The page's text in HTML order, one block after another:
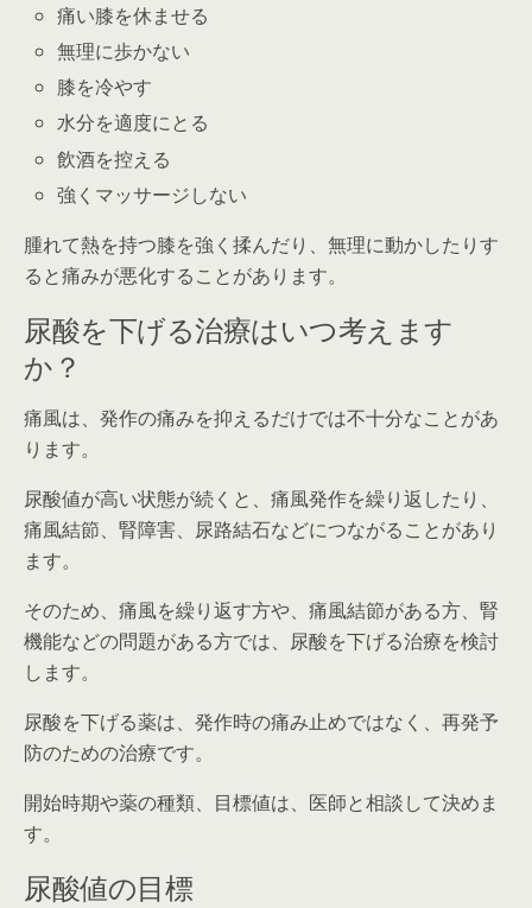
痛い膝を休ませる
無理に歩かない
膝を冷やす
水分を適度にとる
飲酒を控える
強くマッサージしない
腫れて熱を持つ膝を強く揉んだり、無理に動かしたりす
ると痛みが悪化することがあります。
尿酸を下げる治療はいつ考えます
か？
痛風は、発作の痛みを抑えるだけでは不十分なことがあ
ります。
尿酸値が高い状態が続くと、痛風発作を繰り返したり、
痛風結節、腎障害、尿路結石などにつながることがあり
ます。
そのため、痛風を繰り返す方や、痛風結節がある方、腎
機能などの問題がある方では、尿酸を下げる治療を検討
します。
尿酸を下げる薬は、発作時の痛み止めではなく、再発予
防のための治療です。
開始時期や薬の種類、目標値は、医師と相談して決めま
す。
尿酸値の目標